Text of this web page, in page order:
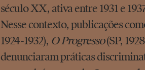
século XX, ativa entre 1931 e
Nesse contexto, publicações
1924-1932), O Progresso(SP,
denunciaram práticas